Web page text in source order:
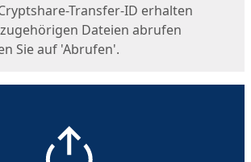
Transfer-ID erhalten
Dateien abrufen
Sie auf 'Abrufen'.